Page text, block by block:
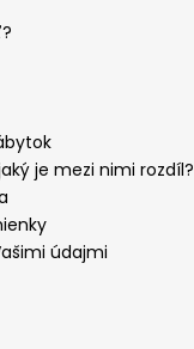
je mezi nimi rozdíl?
údajmi